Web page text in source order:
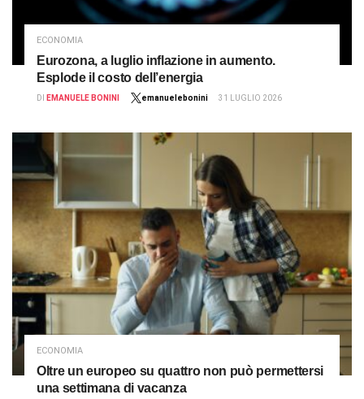
ECONOMIA
Eurozona, a luglio inflazione in aumento.
Esplode il costo dell’energia
DI EMANUELE BONINI emanuelebonini 31 LUGLIO 2026
ECONOMIA
Oltre un europeo su quattro non può permettersi
una settimana di vacanza